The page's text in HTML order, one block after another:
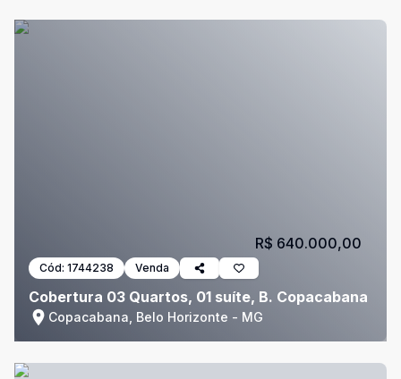
Cód: 1744238 Venda
Cobertura 03 Quartos, 01 suíte, B. Copacabana
Copacabana, Belo Horizonte - MG
R$ 640.000,00